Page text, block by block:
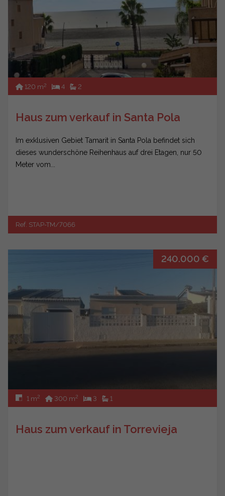
120 m2 4 2
Haus zum verkauf in Santa Pola
Im exklusiven Gebiet Tamarit in Santa Pola befindet sich
dieses wunderschöne Reihenhaus auf drei Etagen, nur 50
Meter vom...
Ref. STAP-TM/7066
240.000 €
1 m2 300 m2 3 1
Haus zum verkauf in Torrevieja